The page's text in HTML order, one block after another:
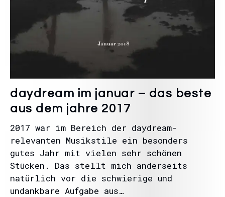
daydream im januar – das beste
aus dem jahre 2017
2017 war im Bereich der daydream-
relevanten Musikstile ein besonders
gutes Jahr mit vielen sehr schönen
Stücken. Das stellt mich anderseits
natürlich vor die schwierige und
undankbare Aufgabe aus…